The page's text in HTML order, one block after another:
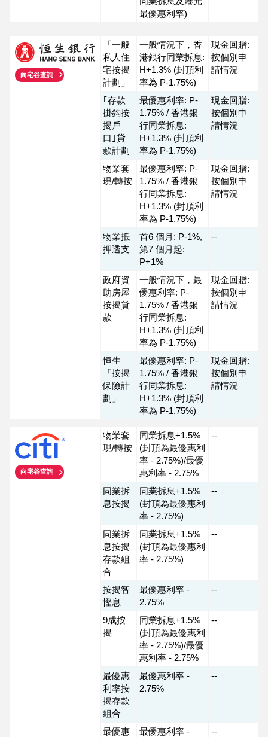
最優惠利率)
向宅谷查詢
「一般
私人住
宅按揭
計劃」
一般情況下，香
港銀行同業拆息:
H+1.3% (封頂利
率為 P-1.75%)
現金回贈:
按個別申
請情況
｢存款
掛鈎按
揭戶
口｣貸
款計劃
最優惠利率: P-
1.75% / 香港銀
行同業拆息:
H+1.3% (封頂利
率為 P-1.75%)
現金回贈:
按個別申
請情況
物業套
現/轉按
最優惠利率: P-
1.75% / 香港銀
行同業拆息:
H+1.3% (封頂利
率為 P-1.75%)
現金回贈:
按個別申
請情況
物業抵
押透支
首6 個月: P-1%,
第7 個月起:
P+1%
--
政府資
助房屋
按揭貸
款
一般情況下，最
優惠利率: P-
1.75% / 香港銀
行同業拆息:
H+1.3% (封頂利
率為 P-1.75%)
現金回贈:
按個別申
請情況
恒生
「按揭
保險計
劃」
最優惠利率: P-
1.75% / 香港銀
行同業拆息:
H+1.3% (封頂利
率為 P-1.75%)
現金回贈:
按個別申
請情況
向宅谷查詢
物業套
現/轉按
同業拆息+1.5%
(封頂為最優惠利
率 - 2.75%)/最優
惠利率 - 2.75%
--
同業拆
息按揭
同業拆息+1.5%
(封頂為最優惠利
率 - 2.75%)
--
同業拆
息按揭
存款組
合
同業拆息+1.5%
(封頂為最優惠利
率 - 2.75%)
--
按揭智
慳息
最優惠利率 -
2.75%
--
9成按
揭
同業拆息+1.5%
(封頂為最優惠利
率 - 2.75%)/最優
惠利率 - 2.75%
--
最優惠
利率按
揭存款
組合
最優惠利率 -
2.75%
--
最優惠
最優惠利率 -
--